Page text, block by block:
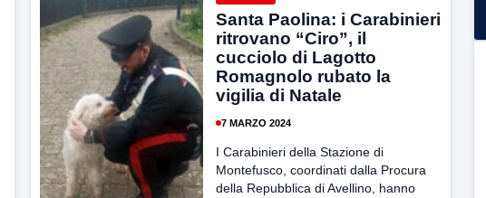
Santa Paolina: i Carabinieri
ritrovano “Ciro”, il
cucciolo di Lagotto
Romagnolo rubato la
vigilia di Natale
7 MARZO 2024
I Carabinieri della Stazione di
Montefusco, coordinati dalla Procura
della Repubblica di Avellino, hanno